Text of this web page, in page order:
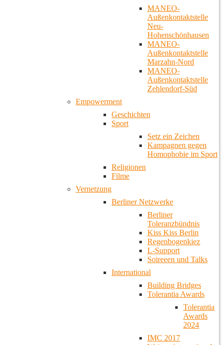
MANEO-
Außenkontaktstelle
Neu-
Hohenschönhausen
MANEO-
Außenkontaktstelle
Marzahn-Nord
MANEO-
Außenkontaktstelle
Zehlendorf-Süd
Empowerment
Geschichten
Sport
Setz ein Zeichen
Kampagnen gegen
Homophobie im Sport
Religionen
Filme
Vernetzung
Berliner Netzwerke
Berliner
Toleranzbündnis
Kiss Kiss Berlin
Regenbogenkiez
L-Support
Soireeen und Talks
International
Building Bridges
Tolerantia Awards
Tolerantia
Awards
2024
IMC 2017